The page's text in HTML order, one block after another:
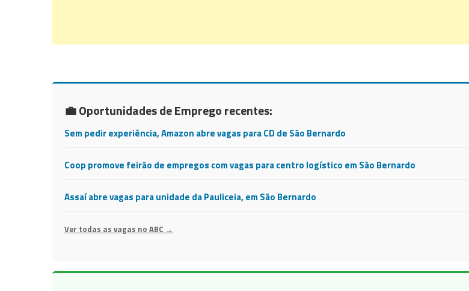
💼 Oportunidades de Emprego recentes:
Sem pedir experiência, Amazon abre vagas para CD de São Bernardo
Coop promove feirão de empregos com vagas para centro logístico em São Bernardo
Assaí abre vagas para unidade da Pauliceia, em São Bernardo
Ver todas as vagas no ABC →